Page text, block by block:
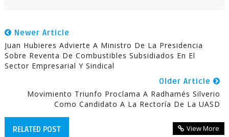
Newer Article
Juan Hubieres Advierte A Ministro De La Presidencia
Sobre Reventa De Combustibles Subsidiados En El
Sector Empresarial Y Sindical
Older Article
Movimiento Triunfo Proclama A Radhamés Silverio
Como Candidato A La Rectoría De La UASD
RELATED POST View More